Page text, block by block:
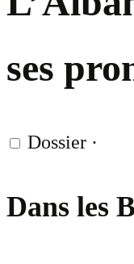
ses
Dossier ·
Dans les